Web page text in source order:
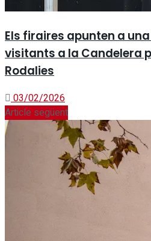
Els firaires apunten a
visitants a la Candelera
Rodalies
03/02/2026
Article següent